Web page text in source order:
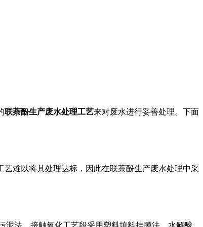
联萘酚生产废水处理工艺来对废水进行妥善处理。下面
难以将其处理达标，因此在联萘酚生产废水处理中采
泥法，接触氧化工艺段采用塑料填料挂膜法。水解酸